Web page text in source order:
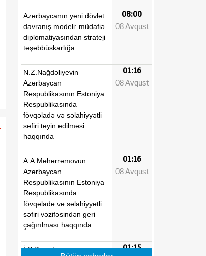
Azərbaycanın yeni dövlət
davranış modeli: müdafiə
diplomatiyasından strateji
təşəbbüskarlığa
08:00
08 Avqust
N.Z.Nağdəliyevin
Azərbaycan
Respublikasının Estoniya
Respublikasında
fövqəladə və səlahiyyətli
səfiri təyin edilməsi
haqqında
01:16
08 Avqust
A.A.Məhərrəmovun
Azərbaycan
Respublikasının Estoniya
Respublikasında
fövqəladə və səlahiyyətli
səfiri vəzifəsindən geri
çağırılması haqqında
01:16
08 Avqust
İ.Ş.Davudovun
01:15